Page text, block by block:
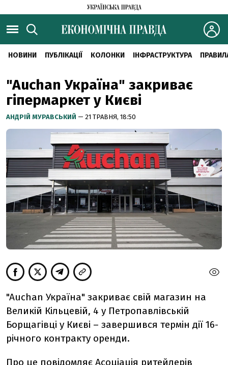
НОВИНИ ПУБЛІКАЦІЇ КОЛОНКИ ІНФРАСТРУКТУРА
"Auchan Україна" закриває
гіпермаркет у Києві
АНДРІЙ МУРАВСЬКИЙ — 21 ТРАВНЯ, 18:50
"Auchan Україна" закриває свій магазин на
Великій Кільцевій, 4 у Петропавлівській
Борщагівці у Києві – завершився термін дії 16-
річного контракту оренди.
Про це повідомляє Асоціація ритейлерів